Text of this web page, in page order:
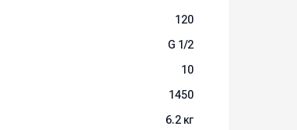
120
G 1/2
10
1450
6.2 кг